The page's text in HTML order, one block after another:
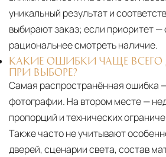
уникальный результат и
выбирают заказ; если приоритет —
рациональнее смотреть наличие.
КАКИЕ ОШИБКИ ЧАЩЕ
ПРИ ВЫБОРЕ?
Самая распространённая ошибка
фотографии. На втором месте —
пропорций и технических
Также часто не учитывают
дверей, сценарии света, состав